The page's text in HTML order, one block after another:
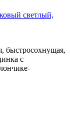
быстросохнущая,
с